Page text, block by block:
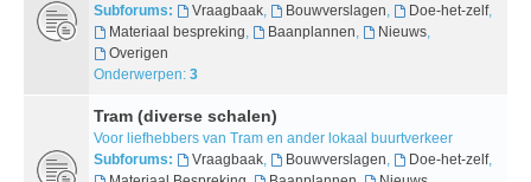
Subforums:
Vraagbaak, Bouwverslagen, Doe-het-zelf,
Materiaal bespreking, Baanplannen, Nieuws,
Overigen
Onderwerpen: 3
Tram (diverse schalen)
Voor liefhebbers van Tram en ander lokaal buurtverkeer
Subforums:
Vraagbaak, Bouwverslagen, Doe-het-zelf,